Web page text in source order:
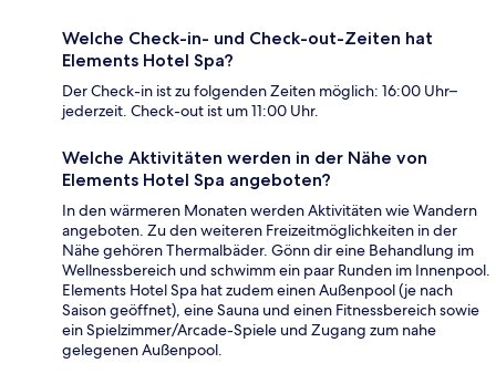
Welche Check-in- und Check-out-Zeiten hat
Elements Hotel Spa?
Der Check-in ist zu folgenden Zeiten möglich: 16:00 Uhr–
jederzeit. Check-out ist um 11:00 Uhr.
Welche Aktivitäten werden in der Nähe von
Elements Hotel Spa angeboten?
In den wärmeren Monaten werden Aktivitäten wie Wandern
angeboten. Zu den weiteren Freizeitmöglichkeiten in der
Nähe gehören Thermalbäder. Gönn dir eine Behandlung im
Wellnessbereich und schwimm ein paar Runden im Innenpool.
Elements Hotel Spa hat zudem einen Außenpool (je nach
Saison geöffnet), eine Sauna und einen Fitnessbereich sowie
ein Spielzimmer/Arcade-Spiele und Zugang zum nahe
gelegenen Außenpool.